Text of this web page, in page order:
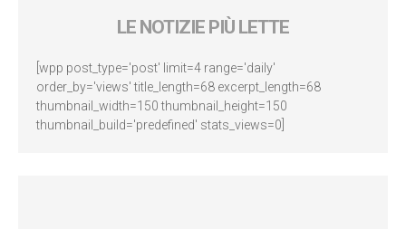
LE NOTIZIE PIÙ LETTE
[wpp post_type='post' limit=4 range='daily'
order_by='views' title_length=68 excerpt_length=68
thumbnail_width=150 thumbnail_height=150
thumbnail_build='predefined' stats_views=0]